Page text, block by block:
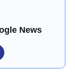
News